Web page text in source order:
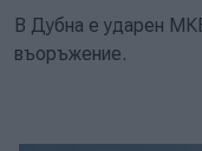
В Дубна е ударен
въоръжение.